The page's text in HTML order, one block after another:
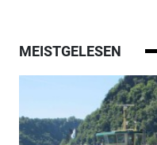
MEISTGELESEN